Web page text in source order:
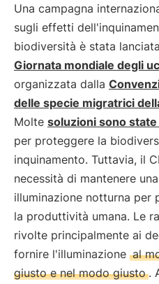
Una campagna
sugli effetti
biodiversità è stata
Giornata mondiale degli
organizzata dalla
delle specie migratrici
Molte soluzioni sono
per proteggere la
inquinamento. Tuttavia, il
necessità di mantenere
illuminazione notturna per
la produttività umana. Le
rivolte principalmente ai
fornire l'illuminazione al
giusto e nel modo giusto .